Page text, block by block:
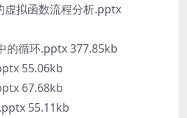
拟函数流程分析.pptx
的循环.pptx 377.85kb
55.06kb
67.68kb
55.11kb